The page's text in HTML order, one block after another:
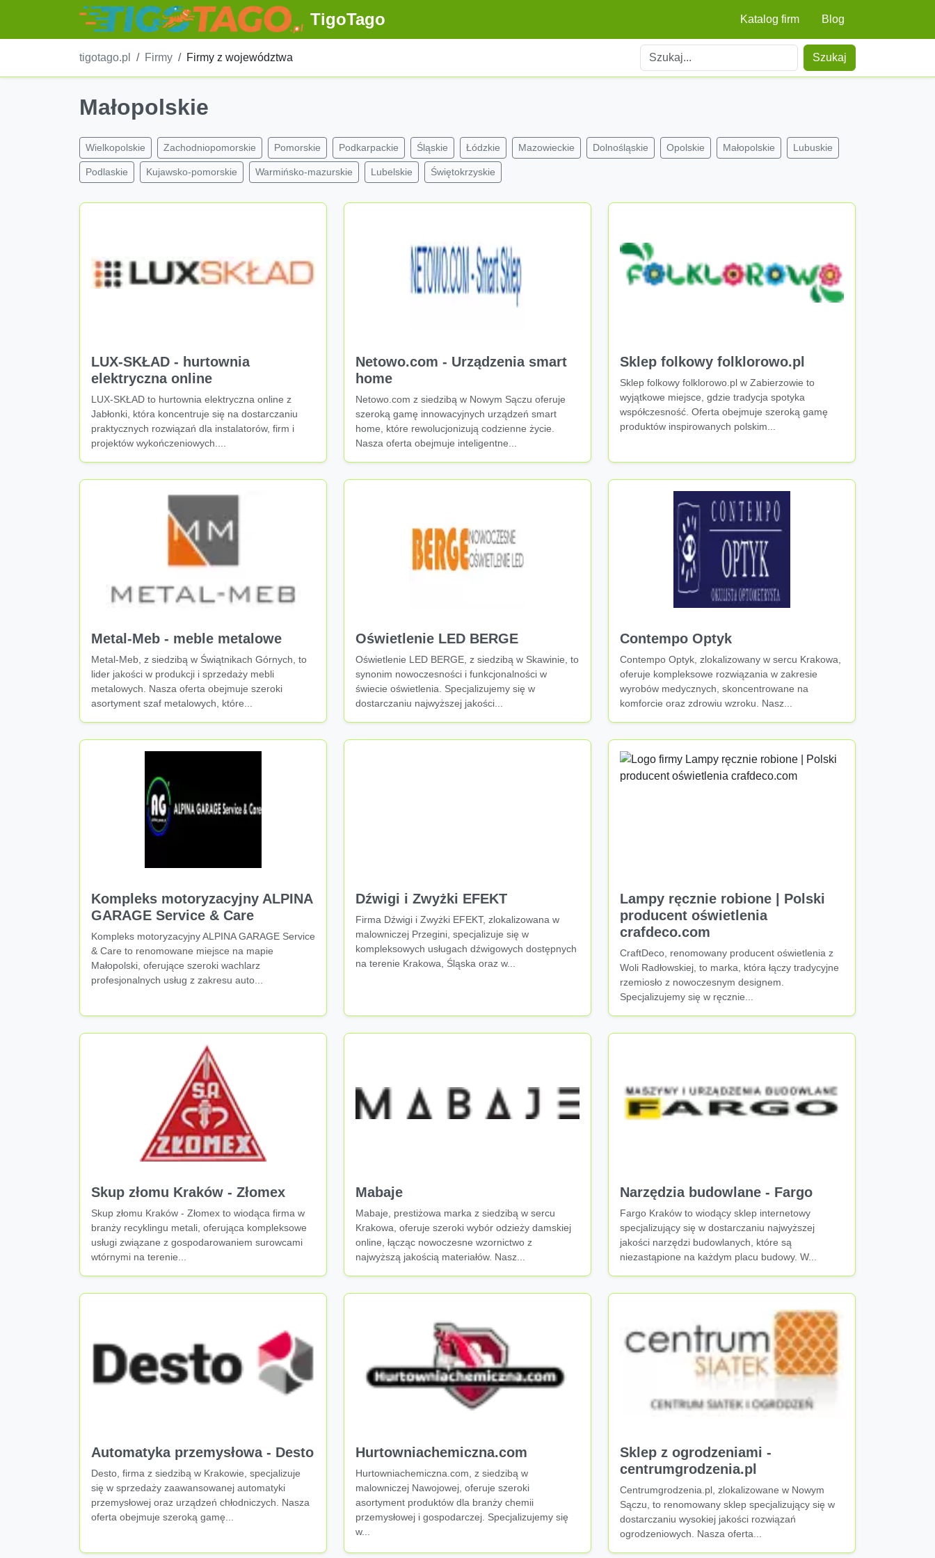
TigoTago Katalog firm Blog
tigotago.pl Firmy Firmy z województwa Szukaj
Małopolskie
Wielkopolskie Zachodniopomorskie Pomorskie Podkarpackie Śląskie Łódzkie Mazowieckie Dolnośląskie Opolskie Małopolskie Lubuskie
Podlaskie Kujawsko-pomorskie Warmińsko-mazurskie Lubelskie Świętokrzyskie
LUX-SKŁAD - hurtownia
elektryczna online
LUX-SKŁAD to hurtownia elektryczna online z
Jabłonki, która koncentruje się na dostarczaniu
praktycznych rozwiązań dla instalatorów, firm i
projektów wykończeniowych....
Netowo.com - Urządzenia smart
home
Netowo.com z siedzibą w Nowym Sączu oferuje
szeroką gamę innowacyjnych urządzeń smart
home, które rewolucjonizują codzienne życie.
Nasza oferta obejmuje inteligentne...
Sklep folkowy folklorowo.pl
Sklep folkowy folklorowo.pl w Zabierzowie to
wyjątkowe miejsce, gdzie tradycja spotyka
współczesność. Oferta obejmuje szeroką gamę
produktów inspirowanych polskim...
Metal-Meb - meble metalowe
Metal-Meb, z siedzibą w Świątnikach Górnych, to
lider jakości w produkcji i sprzedaży mebli
metalowych. Nasza oferta obejmuje szeroki
asortyment szaf metalowych, które...
Oświetlenie LED BERGE
Oświetlenie LED BERGE, z siedzibą w Skawinie, to
synonim nowoczesności i funkcjonalności w
świecie oświetlenia. Specjalizujemy się w
dostarczaniu najwyższej jakości...
Contempo Optyk
Contempo Optyk, zlokalizowany w sercu Krakowa,
oferuje kompleksowe rozwiązania w zakresie
wyrobów medycznych, skoncentrowane na
komforcie oraz zdrowiu wzroku. Nasz...
Kompleks motoryzacyjny ALPINA
GARAGE Service & Care
Kompleks motoryzacyjny ALPINA GARAGE Service
& Care to renomowane miejsce na mapie
Małopolski, oferujące szeroki wachlarz
profesjonalnych usług z zakresu auto...
Dźwigi i Zwyżki EFEKT
Firma Dźwigi i Zwyżki EFEKT, zlokalizowana w
malowniczej Przegini, specjalizuje się w
kompleksowych usługach dźwigowych dostępnych
na terenie Krakowa, Śląska oraz w...
Lampy ręcznie robione | Polski
producent oświetlenia
crafdeco.com
CraftDeco, renomowany producent oświetlenia z
Woli Radłowskiej, to marka, która łączy tradycyjne
rzemiosło z nowoczesnym designem.
Specjalizujemy się w ręcznie...
Skup złomu Kraków - Złomex
Skup złomu Kraków - Złomex to wiodąca firma w
branży recyklingu metali, oferująca kompleksowe
usługi związane z gospodarowaniem surowcami
wtórnymi na terenie...
Mabaje
Mabaje, prestiżowa marka z siedzibą w sercu
Krakowa, oferuje szeroki wybór odzieży damskiej
online, łącząc nowoczesne wzornictwo z
najwyższą jakością materiałów. Nasz...
Narzędzia budowlane - Fargo
Fargo Kraków to wiodący sklep internetowy
specjalizujący się w dostarczaniu najwyższej
jakości narzędzi budowlanych, które są
niezastąpione na każdym placu budowy. W...
Automatyka przemysłowa - Desto
Desto, firma z siedzibą w Krakowie, specjalizuje
się w sprzedaży zaawansowanej automatyki
przemysłowej oraz urządzeń chłodniczych. Nasza
oferta obejmuje szeroką gamę...
Hurtowniachemiczna.com
Hurtowniachemiczna.com, z siedzibą w
malowniczej Nawojowej, oferuje szeroki
asortyment produktów dla branży chemii
przemysłowej i gospodarczej. Specjalizujemy się
w...
Sklep z ogrodzeniami -
centrumgrodzenia.pl
Centrumgrodzenia.pl, zlokalizowane w Nowym
Sączu, to renomowany sklep specjalizujący się w
dostarczaniu wysokiej jakości rozwiązań
ogrodzeniowych. Nasza oferta...